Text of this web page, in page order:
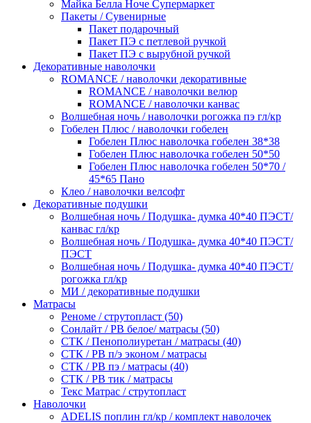
Майка Белла Ноче Супермаркет
Пакеты / Сувенирные
Пакет подарочный
Пакет ПЭ с петлевой ручкой
Пакет ПЭ с вырубной ручкой
Декоративные наволочки
ROMANCE / наволочки декоративные
ROMANCE / наволочки велюр
ROMANCE / наволочки канвас
Волшебная ночь / наволочки рогожка пэ гл/кр
Гобелен Плюс / наволочки гобелен
Гобелен Плюс наволочка гобелен 38*38
Гобелен Плюс наволочка гобелен 50*50
Гобелен Плюс наволочка гобелен 50*70 /
45*65 Пано
Клео / наволочки велсофт
Декоративные подушки
Волшебная ночь / Подушка- думка 40*40 ПЭСТ/
канвас гл/кр
Волшебная ночь / Подушка- думка 40*40 ПЭСТ/
ПЭСТ
Волшебная ночь / Подушка- думка 40*40 ПЭСТ/
рогожка гл/кр
МИ / декоративные подушки
Матрасы
Реноме / струтопласт (50)
Сонлайт / РВ белое/ матрасы (50)
СТК / Пенополиуретан / матрасы (40)
СТК / РВ п/э эконом / матрасы
СТК / РВ пэ / матрасы (40)
СТК / РВ тик / матрасы
Текс Матрас / струтопласт
Наволочки
ADELIS поплин гл/кр / комплект наволочек